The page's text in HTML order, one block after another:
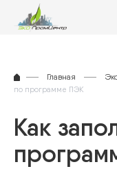
Главная
по программе ПЭК
Как